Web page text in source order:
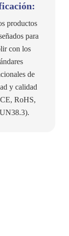
productos
para
con los
de
y calidad
RoHS,